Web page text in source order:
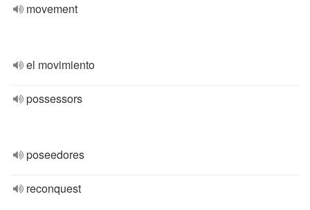
movement
el movimiento
possessors
poseedores
reconquest